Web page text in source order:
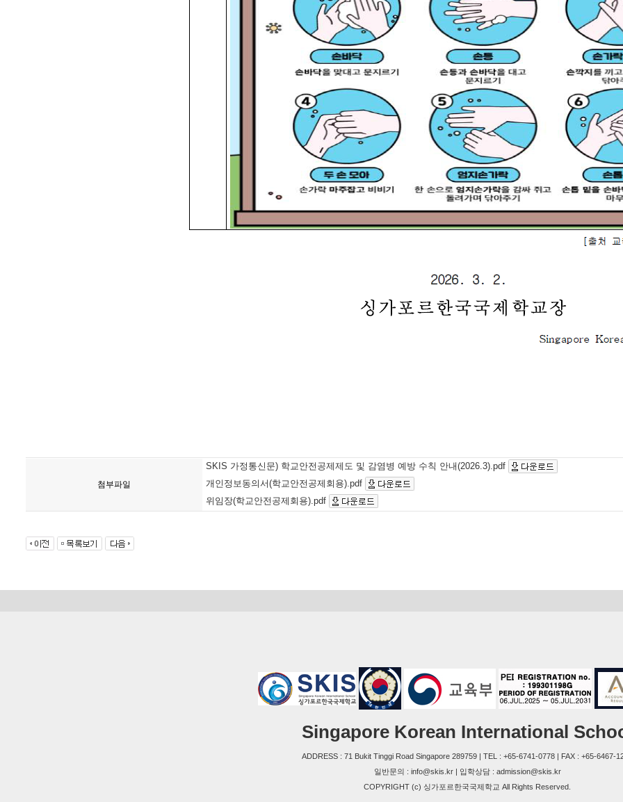
첨부파일
SKIS 가정통신문) 학교안전공제제도 및 감염병 예방 수칙 안내(2026.3).pdf
개인정보동의서(학교안전공제회용).pdf
위임장(학교안전공제회용).pdf
Singapore Korean International
ADDRESS : 71 Bukit Tinggi Road Singapore 289759 | TEL : +65-6741-0778 | FAX : +65-6467-
일반문의 : info@skis.kr | 입학상담 : admission@skis.kr
COPYRIGHT (c) 싱가포르한국국제학교 All Rights Reserved.